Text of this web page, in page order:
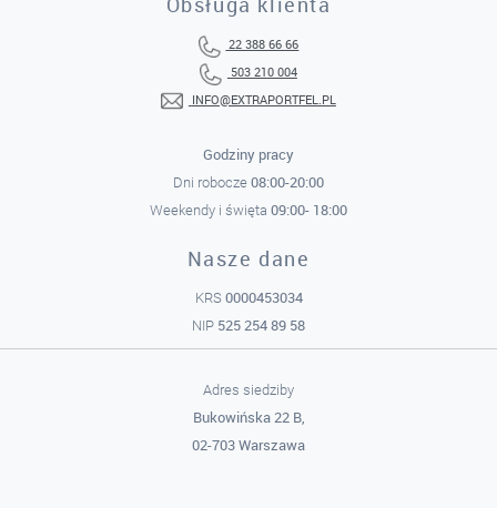
22 388 66 66
503 210 004
INFO@EXTRAPORTFEL.PL
Godziny pracy
Dni robocze 08:00-20:00
Weekendy i święta 09:00- 18:00
Nasze dane
KRS 0000453034
NIP 525 254 89 58
Adres siedziby
Bukowińska 22 B,
02-703 Warszawa